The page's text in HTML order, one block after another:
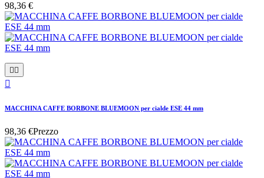
98,36 €
 

MACCHINA CAFFE BORBONE BLUEMOON per cialde ESE 44 mm
98,36 €Prezzo